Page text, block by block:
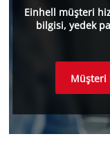
Einhell müşteri
bilgisi, yedek
Müşteri